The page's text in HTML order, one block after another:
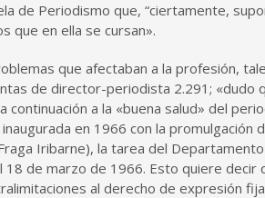
de Periodismo que, “ciertamente,
que en ella se cursan».
que afectaban a la profesión,
de director-periodista 2.291; «dudo
a la «buena salud» del
en 1966 con la promulgación
Iribarne), la tarea del
de marzo de 1966. Esto quiere decir
al derecho de expresión